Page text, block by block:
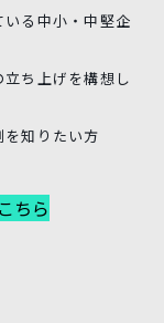
る中小・中堅企
ち上げを構想し
知りたい方
ちら